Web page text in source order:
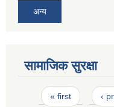
अन्य
सामाजिक सुरक्षा
Pages
« first ‹